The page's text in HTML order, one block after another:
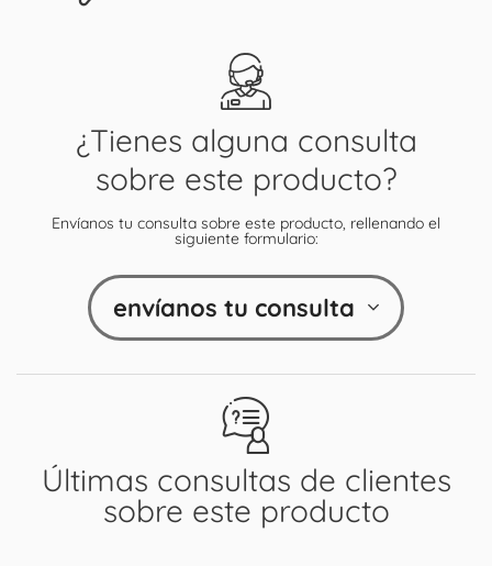
Últimas consultas de clientes
sobre este producto
¿Tienes alguna consulta
sobre este producto?
Envíanos tu consulta sobre este producto, rellenando el
siguiente formulario:
envíanos tu consulta